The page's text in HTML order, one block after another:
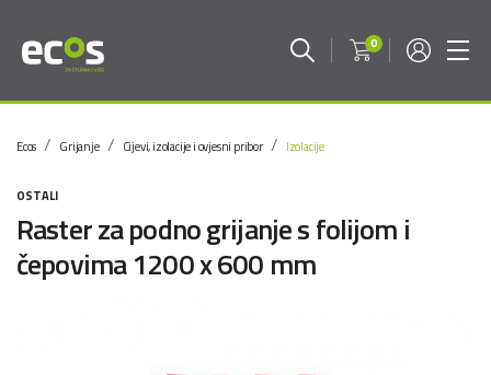
0
Ecos Grijanje Cijevi, izolacije i ovjesni pribor Izolacije
OSTALI
Raster za podno grijanje s folijom i
čepovima 1200 x 600 mm